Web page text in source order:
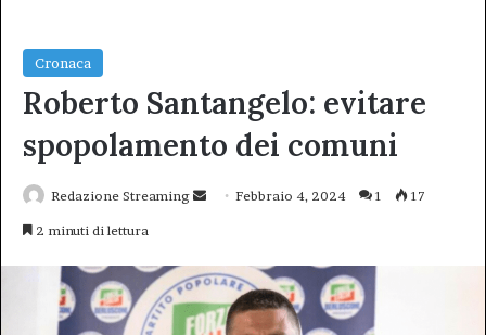
Cronaca
Roberto Santangelo: evitare
spopolamento dei comuni
Redazione Streaming
InviaFebbraio 4, 2024 1 17
2 minuti di lettura